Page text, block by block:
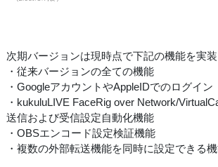
次期バージョンは現時点で下記の機能を実装
・従来バージョンの全ての機能
・GoogleアカウントやAppleIDでのログイン
・kukuluLIVE FaceRig over Network/
送信および受信設定自動化機能
・OBSエンコード設定検証機能
・複数の外部転送機能を同時に設定できる